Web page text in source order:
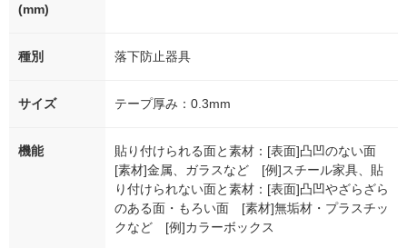
(mm)
種別 落下防止器具
サイズ テープ厚み：0.3mm
機能
貼り付けられる面と素材：[表面]凸凹のない面
[素材]金属、ガラスなど [例]スチール家具、貼
り付けられない面と素材：[表面]凸凹やざらざら
のある面・もろい面 [素材]無垢材・プラスチッ
クなど [例]カラーボックス